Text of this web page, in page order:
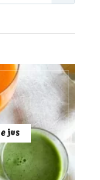
jus